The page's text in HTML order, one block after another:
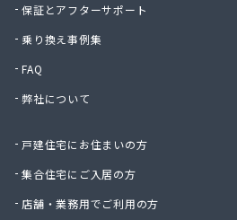
山陽ガス株式会社 倉敷営業所/
山陽商事株式会社津山出張所/
酒井石油店/
酒津商事株式会社 本社/
小松原米穀燃料有限会社/
小川プロパン有限会社/
松本商事有限会社/
保証とアフターサポート
乗り換え事例集
FAQ
弊社について
戸建住宅にお住まいの方
集合住宅にご入居の方
店舗・業務用でご利用の方